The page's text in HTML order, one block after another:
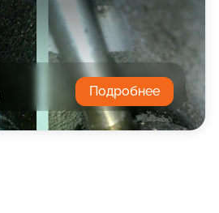
Подробнее